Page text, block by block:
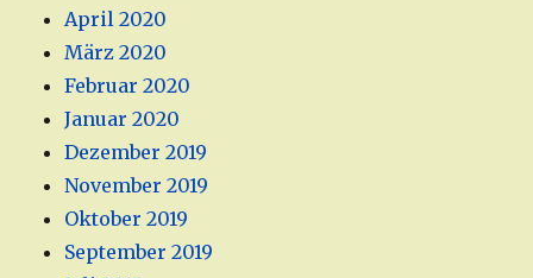
April 2020
März 2020
Februar 2020
Januar 2020
Dezember 2019
November 2019
Oktober 2019
September 2019